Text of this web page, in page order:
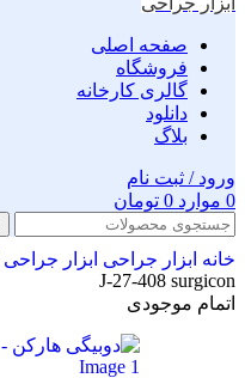
صفحه اصلی
فروشگاه
گالری کارخانه
دانلود
بلاگ
ورود / ثبت نام
0 موارد 0 تومان
خانه ابزار جراحی ابزار جراحی SURGICON
J-27-408 surgicon
اتمام موجودی